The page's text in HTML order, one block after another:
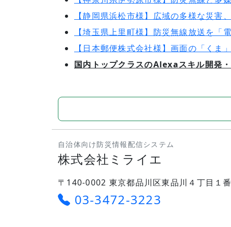
【静岡県浜松市様】広域の多様な災害
【埼玉県上里町様】防災無線放送を「
【日本郵便株式会社様】画面の「く
国内トップクラスのAlexaスキル開発
自治体向け防災情報配信システム
株式会社ミライエ
〒140-0002 東京都品川区東品川４丁目１
03-3472-3223